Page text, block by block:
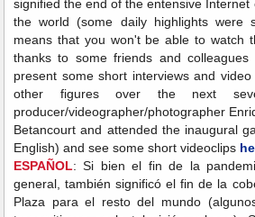
signified the end of the entensive
the world (some daily highlights
means that you won't be able to watch
thanks to some friends and
present some short interviews and
other figures over the next
producer/videographer/photographer
Betancourt and attended the inaugural
English) and see some short videoclips
ESPAÑOL: Si bien el fin de la
general, también significó el fin de la
Plaza para el resto del mundo